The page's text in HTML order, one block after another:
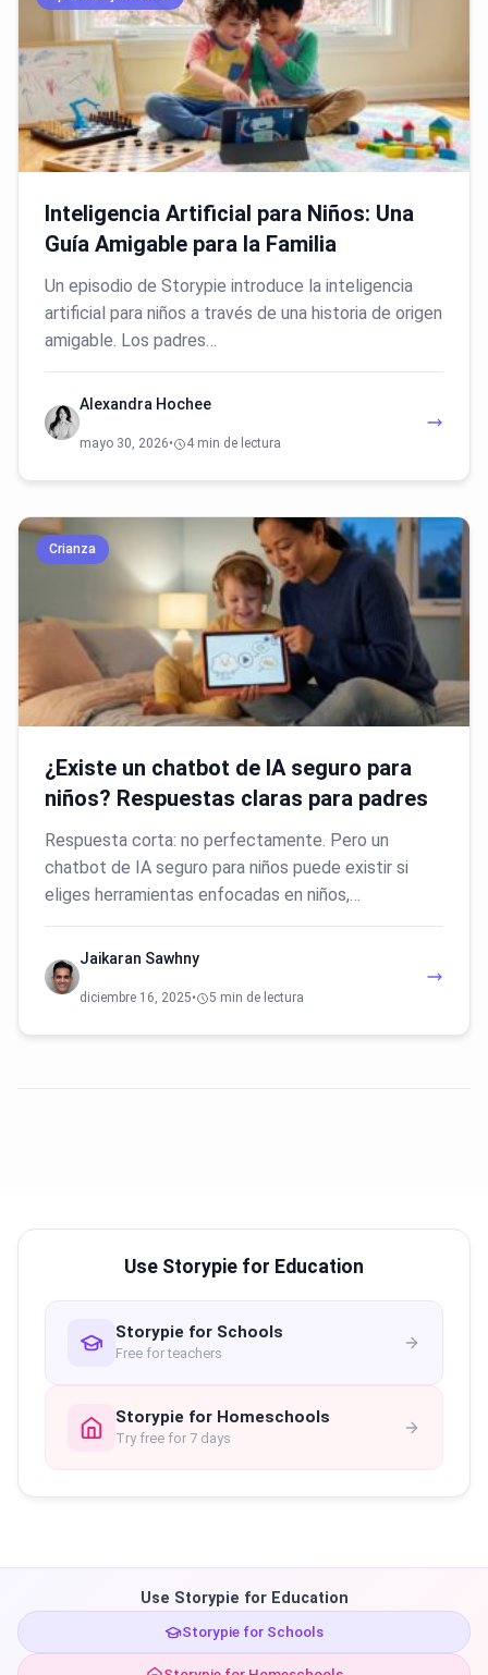
Inteligencia Artificial para Niños: Una
Guía Amigable para la Familia
Un episodio de Storypie introduce la inteligencia
artificial para niños a través de una historia de origen
amigable. Los padres…
Alexandra Hochee
mayo 30, 2026• 4 min de lectura
Crianza
¿Existe un chatbot de IA seguro para
niños? Respuestas claras para padres
Respuesta corta: no perfectamente. Pero un
chatbot de IA seguro para niños puede existir si
eliges herramientas enfocadas en niños,…
Jaikaran Sawhny
diciembre 16, 2025• 5 min de lectura
Use Storypie for Education
Storypie for Schools
Free for teachers
Storypie for Homeschools
Try free for 7 days
Use Storypie for Education
Storypie for Schools